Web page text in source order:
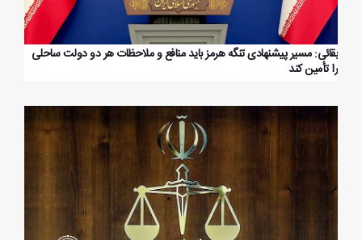
بقائی: مسیر پیشنهادی تنگه هرمز باید منافع و ملاحظات هر دو دولت ساحلی
را تأمین کند